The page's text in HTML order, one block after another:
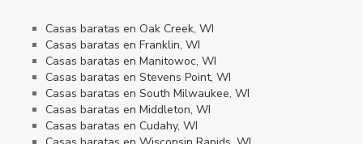
Casas baratas en Oak Creek, WI
Casas baratas en Franklin, WI
Casas baratas en Manitowoc, WI
Casas baratas en Stevens Point, WI
Casas baratas en South Milwaukee, WI
Casas baratas en Middleton, WI
Casas baratas en Cudahy, WI